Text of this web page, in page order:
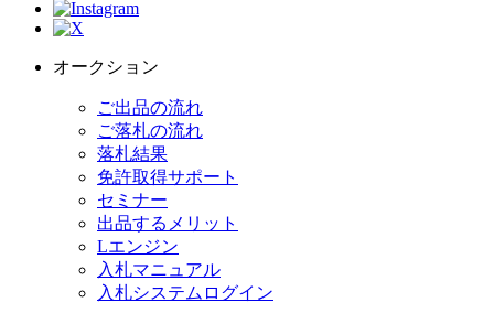
オークション
ご出品の流れ
ご落札の流れ
落札結果
免許取得サポート
セミナー
出品するメリット
Lエンジン
入札マニュアル
入札システムログイン